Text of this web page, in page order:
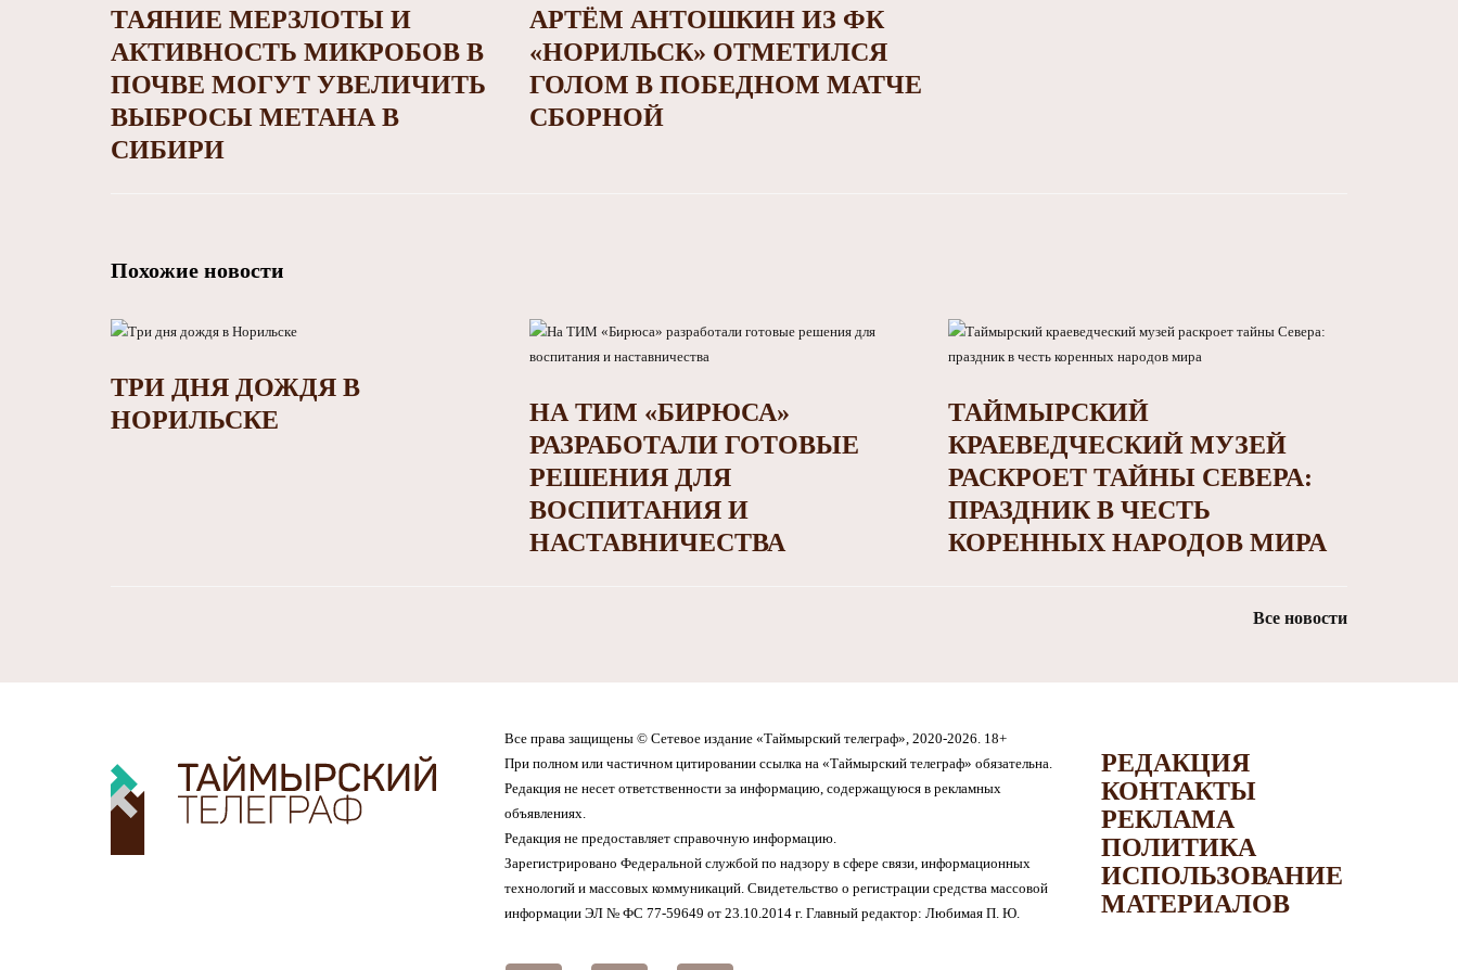
ТАЯНИЕ МЕРЗЛОТЫ И
АКТИВНОСТЬ МИКРОБОВ В
ПОЧВЕ МОГУТ УВЕЛИЧИТЬ
ВЫБРОСЫ МЕТАНА В
СИБИРИ
АРТЁМ АНТОШКИН ИЗ ФК
«НОРИЛЬСК» ОТМЕТИЛСЯ
ГОЛОМ В ПОБЕДНОМ МАТЧЕ
СБОРНОЙ
Похожие новости
ТРИ ДНЯ ДОЖДЯ В
НОРИЛЬСКЕ
НА ТИМ «БИРЮСА»
РАЗРАБОТАЛИ ГОТОВЫЕ
РЕШЕНИЯ ДЛЯ
ВОСПИТАНИЯ И
НАСТАВНИЧЕСТВА
ТАЙМЫРСКИЙ
КРАЕВЕДЧЕСКИЙ МУЗЕЙ
РАСКРОЕТ ТАЙНЫ СЕВЕРА:
ПРАЗДНИК В ЧЕСТЬ
КОРЕННЫХ НАРОДОВ МИРА
Все новости
Все права защищены © Сетевое издание «Таймырский телеграф», 2020-2026. 18+
При полном или частичном цитировании ссылка на «Таймырский телеграф» обязательна.
Редакция не несет ответственности за информацию, содержащуюся в рекламных
объявлениях.
Редакция не предоставляет справочную информацию.
Зарегистрировано Федеральной службой по надзору в сфере связи, информационных
технологий и массовых коммуникаций. Свидетельство о регистрации средства массовой
информации ЭЛ № ФС 77-59649 от 23.10.2014 г. Главный редактор: Любимая П. Ю.
РЕДАКЦИЯ
КОНТАКТЫ
РЕКЛАМА
ПОЛИТИКА
ИСПОЛЬЗОВАНИЕ
МАТЕРИАЛОВ